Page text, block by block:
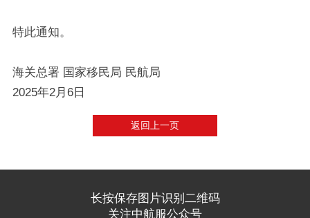
特此通知。
海关总署 国家移民局 民航局
2025年2月6日
返回上一页
长按保存图片识别二维码
关注中航服公众号